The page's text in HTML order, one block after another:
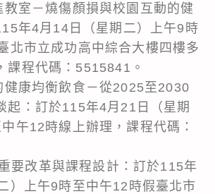
室－燒傷顏損與校園互動的健
年4月14日（星期二）上午9時
北市立成功高中綜合大樓四樓多
課程代碼：5515841。
健康均衡飲食－從2025至2030
起：訂於115年4月21日（星期
午12時線上辦理，課程代碼：
要改革與課程設計：訂於115年
）上午9時至中午12時假臺北市